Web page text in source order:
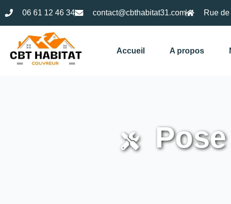
06 61 12 46 34 contact@cbthabitat31.com Rue
Accueil A propos